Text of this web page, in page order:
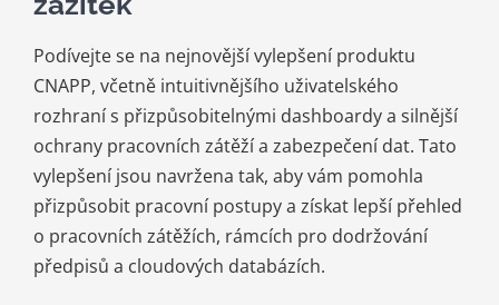
Podívejte se na nejnovější vylepšení produktu
CNAPP, včetně intuitivnějšího uživatelského
rozhraní s přizpůsobitelnými dashboardy a silnější
ochrany pracovních zátěží a zabezpečení dat. Tato
vylepšení jsou navržena tak, aby vám pomohla
přizpůsobit pracovní postupy a získat lepší přehled
o pracovních zátěžích, rámcích pro dodržování
předpisů a cloudových databázích.